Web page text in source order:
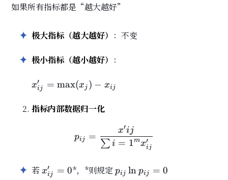
如果所有指标都是“越大越好”
极大指标（越大越好） ：不变
极小指标（越小越好） ：
x'_{ij} =
\max(x_j)
- x_{ij}
xij
′ = max(xj ) − xij
指标内部数据归一化
p_{ij} =
pij =
∑ i = 1mxij
′
x′ij
若x'_{ij}
xij
′ = 0*，*则规定p_{ij}\ln
pij ln pij = 0